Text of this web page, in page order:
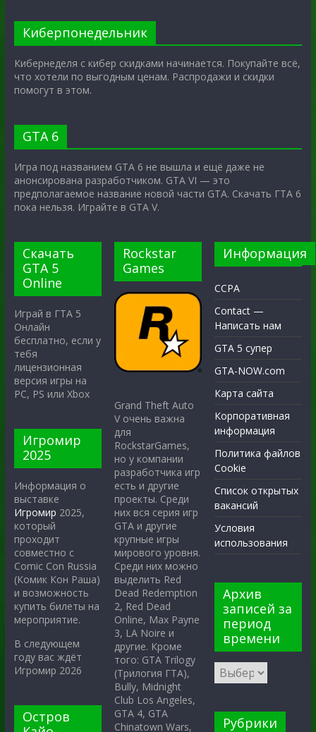
Киберпонедельник
Кибернеделя с кибер скидками начинается. Покупайте всё,
что хотели по выгодным ценам. Распродажи и скидки
помогут в этом.
GTA 6
Игра под названием GTA 6 не вышла и ещё даже не
анонсирована разработчиком. GTA VI — это
предполагаемое название новой части GTA. Скачать ГТА 6
пока нельзя. Играйте в GTA V.
Скачать
GTA 5
Online
Играй в ГТА 5
Онлайн
бесплатно, если у
тебя
лицензионная
версия игры на
PC, PS или Xbox
Игромир
2025
Информация о
выставке
Игромир 2025,
который
проходит
совместно с
Comic Con Russia
(Комик Кон Раша)
и возможность
купить билеты на
мероприятие.
В следующем
году вас ждёт
Игромир 2026
Остров
Rockstar
Games
Grand Theft Auto
V очень важна
для
RockstarGames,
но у компании
разработчика игр
есть и другие
проекты. Среди
них вся серия игр
GTA и другие
крупные игры
мирового уровня.
Среди них можно
выделить Red
Dead Redemption
2, Red Dead
Online, Max Payne
3, LA Noire и
другие. Кроме
того: GTA Trilogy
(Трилогия ГТА),
Bully, Midnight
Club Los Angeles,
GTA 4, GTA
Chinatown Wars,
Информация
CCPA
Contact —
Написать нам
GTA 5 супер
GTA-NOW.com
Карта сайта
Корпоративная
информация
Политика файлов
Cookie
Список открытых
вакансий
Условия
использования
Архив
записей за
период
времени
Рубрики